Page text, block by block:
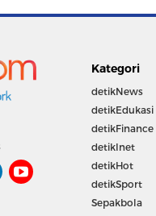
Kategori
detikNews
detikEdukasi
detikFinance
detikInet
detikHot
detikSport
Sepakbola